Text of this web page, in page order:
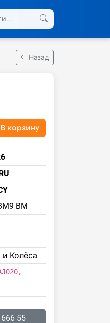
Назад
В корзину
BM
Колёса
55